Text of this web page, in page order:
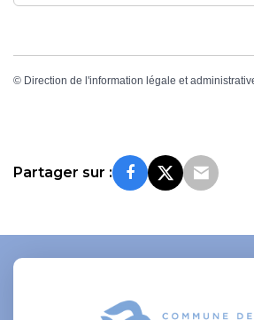
© Direction de l'information légale et
Partager sur :